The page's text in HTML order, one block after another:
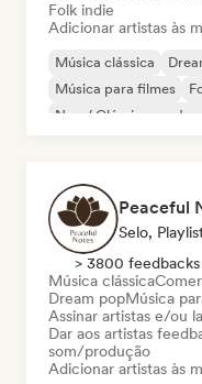
Folk indie
Adicionar artistas às
Música clássica
Música para filmes
Neo / Clássico
Peaceful
Selo,
> 3800
Música clássica
Dream popMúsica
Assinar artistas e/ou
Dar aos artistas
som/produção
Adicionar artistas às